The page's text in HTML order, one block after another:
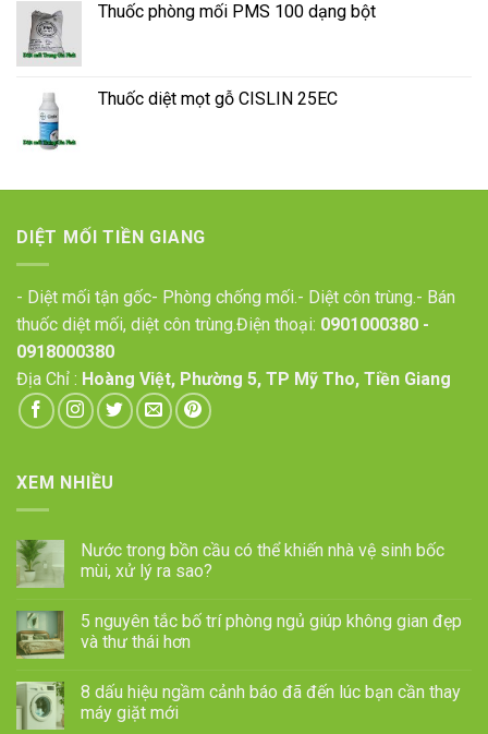
Thuốc phòng mối PMS 100 dạng bột
Thuốc diệt mọt gỗ CISLIN 25EC
DIỆT MỐI TIỀN GIANG
- Diệt mối tận gốc- Phòng chống mối.- Diệt côn trùng.- Bán
thuốc diệt mối, diệt côn trùng.Điện thoại: 0901000380 -
0918000380
Địa Chỉ : Hoàng Việt, Phường 5, TP Mỹ Tho, Tiền Giang
XEM NHIỀU
Nước trong bồn cầu có thể khiến nhà vệ sinh bốc
mùi, xử lý ra sao?
5 nguyên tắc bố trí phòng ngủ giúp không gian đẹp
và thư thái hơn
8 dấu hiệu ngầm cảnh báo đã đến lúc bạn cần thay
máy giặt mới